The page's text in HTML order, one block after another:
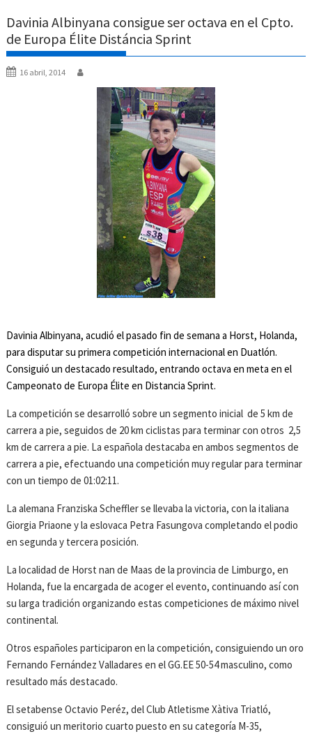
Davinia Albinyana consigue ser octava en el Cpto.
de Europa Élite Distáncia Sprint
16 abril, 2014
Davinia Albinyana, acudió el pasado fin de semana a Horst, Holanda,
para disputar su primera competición internacional en Duatlón.
Consiguió un destacado resultado, entrando octava en meta en el
Campeonato de Europa Élite en Distancia Sprint.
La competición se desarrolló sobre un segmento inicial de 5 km de
carrera a pie, seguidos de 20 km ciclistas para terminar con otros 2,5
km de carrera a pie. La española destacaba en ambos segmentos de
carrera a pie, efectuando una competición muy regular para terminar
con un tiempo de 01:02:11.
La alemana Franziska Scheffler se llevaba la victoria, con la italiana
Giorgia Priaone y la eslovaca Petra Fasungova completando el podio
en segunda y tercera posición.
La localidad de Horst nan de Maas de la provincia de Limburgo, en
Holanda, fue la encargada de acoger el evento, continuando así con
su larga tradición organizando estas competiciones de máximo nivel
continental.
Otros españoles participaron en la competición, consiguiendo un oro
Fernando Fernández Valladares en el GG.EE 50-54 masculino, como
resultado más destacado.
El setabense Octavio Peréz, del Club Atletisme Xàtiva Triatló,
consiguió un meritorio cuarto puesto en su categoría M-35,